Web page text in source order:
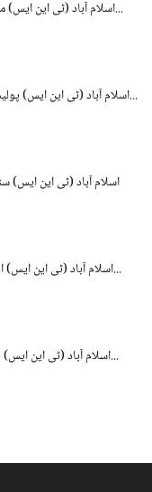
اسلام آباد (ٹی این ایس) مکہ معاہدے کے تناظر میں اسلام...
اسلام آباد (ٹی این ایس) پولیس نے مختلف علاقوں میں سرچ...
اسلام آباد (ٹی این ایس) ایس ایس پی آپریشنز اسلام آباد...
اسلام آباد (ٹی این ایس) بدعنوان افسر یا اہکار کے خلاف...